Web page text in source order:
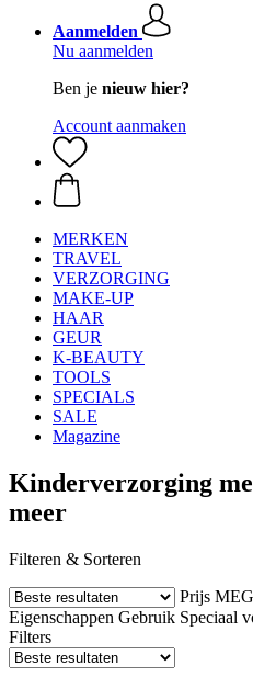
Aanmelden
Nu aanmelden
Ben je nieuw hier?
Account aanmaken
MERKEN
TRAVEL
VERZORGING
MAKE-UP
HAAR
GEUR
K-BEAUTY
TOOLS
SPECIALS
SALE
Magazine
Kinderverzorging
meer
Filteren & Sorteren
Prijs
Eigenschappen Gebruik Speciaal
Filters